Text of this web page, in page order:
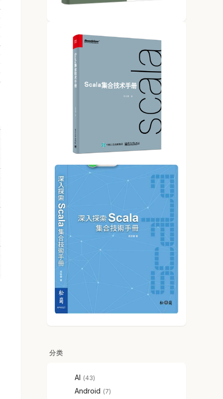
分类
AI 43
Android 7